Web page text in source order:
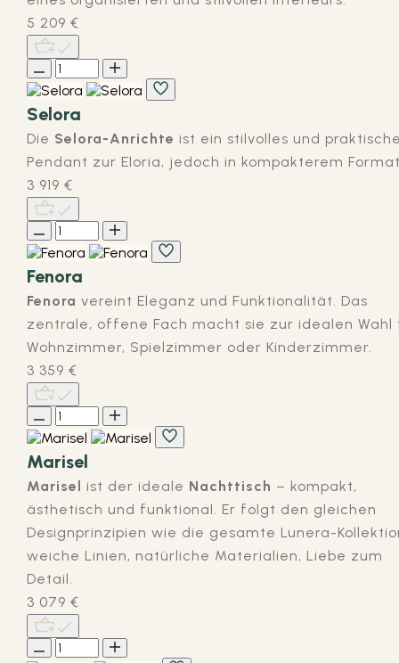
5 209 €
Selora
Die Selora-Anrichte ist ein stilvolles und
Pendant zur Eloria, jedoch in kompakterem
3 919 €
Fenora
Fenora vereint Eleganz und Funktionalität. Das
zentrale, offene Fach macht sie zur idealen Wahl
Wohnzimmer, Spielzimmer oder Kinderzimmer.
3 359 €
Marisel
Marisel ist der ideale Nachttisch – kompakt,
ästhetisch und funktional. Er folgt den gleichen
Designprinzipien wie die gesamte Lunera-
weiche Linien, natürliche Materialien, Liebe zum
Detail.
3 079 €